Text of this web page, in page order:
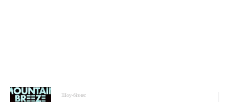
Шоу-бізнес